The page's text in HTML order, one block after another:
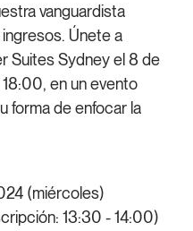
vanguardista
Únete a
Suites Sydney el 8 de
en un evento
forma de enfocar la
(miércoles)
13:30 - 14:00)